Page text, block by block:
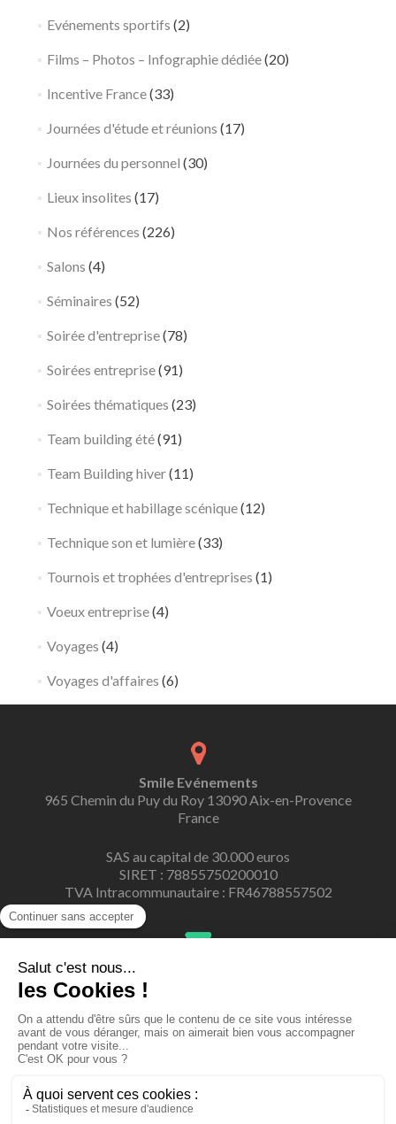
Evénements sportifs (2)
Films – Photos – Infographie dédiée(20)
Incentive France(33)
Journées d'étude et réunions (17)
Journées du personnel (30)
Lieux insolites (17)
Nos références (226)
Salons (4)
Séminaires (52)
Soirée d'entreprise(78)
Soirées entreprise(91)
Soirées thématiques (23)
Team building été(91)
Team Building hiver(11)
Technique et habillage scénique(12)
Technique son et lumière(33)
Tournois et trophées d'entreprises (1)
Voeux entreprise(4)
Voyages (4)
Voyages d'affaires (6)
Smile Evénements
965 Chemin du Puy du Roy 13090 Aix-en-Provence
France
SAS au capital de 30.000 euros
SIRET : 78855750200010
TVA Intracommunautaire : FR46788557502
contact@smile-evenements.fr